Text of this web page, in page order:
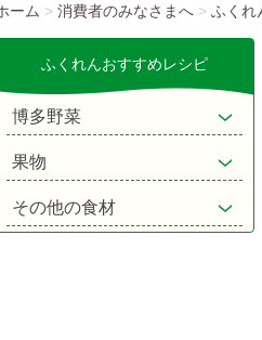
ーム > 消費者のみなさまへ > ふくれ
ふくれんおすすめレシピ
博多野菜
果物
その他の食材